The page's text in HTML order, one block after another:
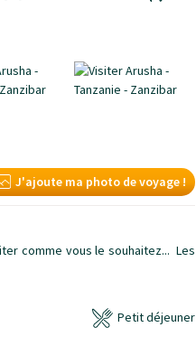
J'ajoute ma photo de voyage !
comme vous le souhaitez... Les
Petit déjeuner